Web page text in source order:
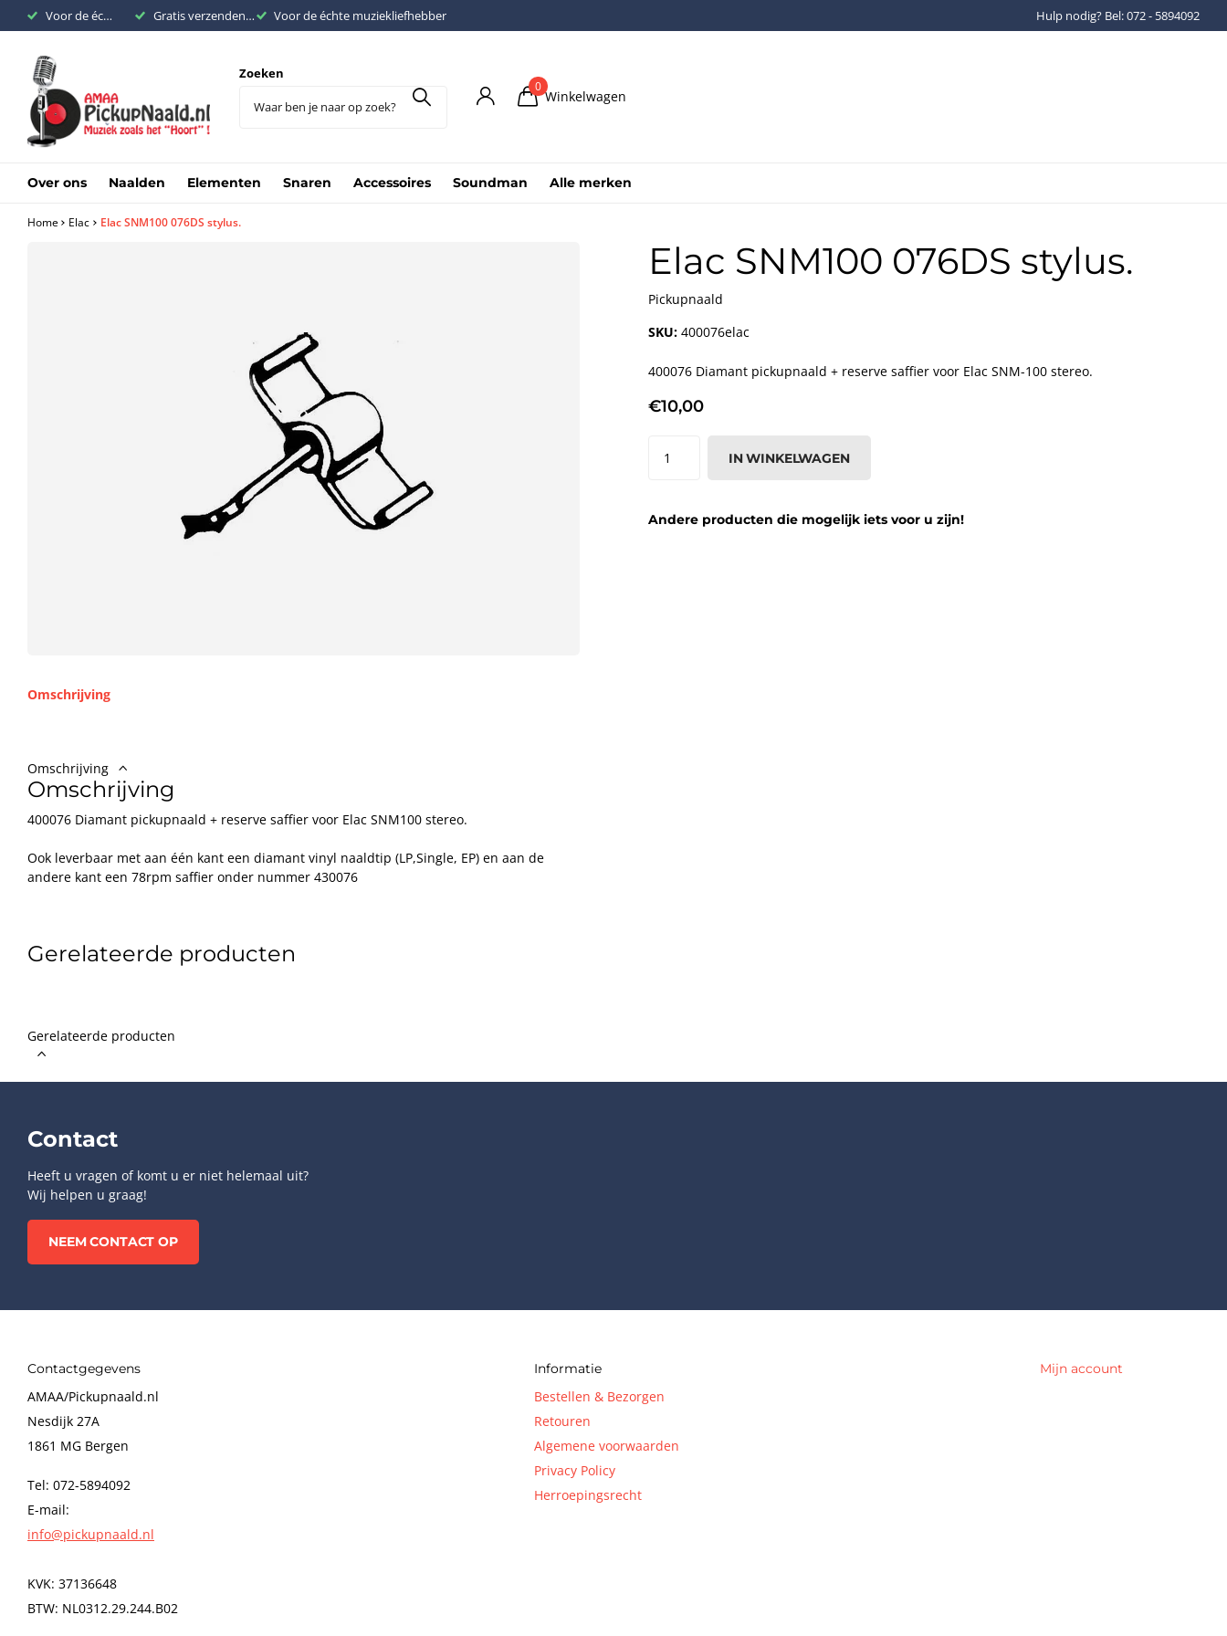
Voor de échte muziekliefhebber Gratis verzenden binnen Nederland vanaf €200,- Voor de échte muziekliefhebber Gratis verzenden binnen
Hulp nodig? Bel: 072 - 5894092
Zoeken
0
Winkelwagen
Over ons Naalden Elementen Snaren Accessoires Soundman Alle merken
Home Elac Elac SNM100 076DS stylus.
Omschrijving
Omschrijving
Omschrijving
400076 Diamant pickupnaald + reserve saffier voor Elac SNM100 stereo.
Ook leverbaar met aan één kant een diamant vinyl naaldtip (LP,Single, EP) en aan de
andere kant een 78rpm saffier onder nummer 430076
Elac SNM100 076DS stylus.
Pickupnaald
SKU:400076elac
400076 Diamant pickupnaald + reserve saffier voor Elac SNM-100 stereo.
€10,00
IN WINKELWAGEN
Andere producten die mogelijk iets voor u zijn!
Gerelateerde producten
Gerelateerde producten
Contact
Heeft u vragen of komt u er niet helemaal uit?
Wij helpen u graag!
NEEM CONTACT OP
Contactgegevens
AMAA/Pickupnaald.nl
Nesdijk 27A
1861 MG Bergen
Tel: 072-5894092
E-mail:
info@pickupnaald.nl
KVK: 37136648
BTW: NL0312.29.244.B02
Informatie
Bestellen & Bezorgen
Retouren
Algemene voorwaarden
Privacy Policy
Herroepingsrecht
Mijn account